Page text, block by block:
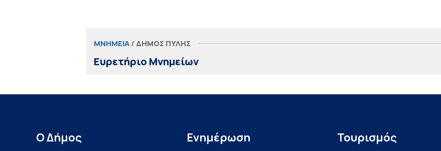
ΜΝΗΜΕΊΑ/ ΔΉΜΟΣ ΠΎΛΗΣ
Ευρετήριο Μνημείων
Ο Δήμος Ενημέρωση Τουρισμός